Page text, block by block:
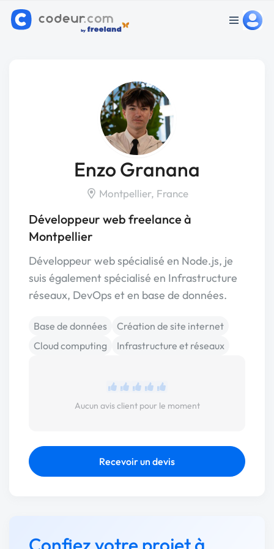
Enzo Granana
Montpellier, France
Développeur web freelance à
Montpellier
Développeur web spécialisé en Node.js, je
suis également spécialisé en Infrastructure
réseaux, DevOps et en base de données.
Base de données
Création de site internet
Cloud computing
Infrastructure et réseaux
Aucun avis client pour le moment
Recevoir un devis